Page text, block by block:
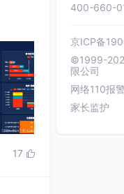
17 
400-660-
京ICP备
©1999-
限公司
网络110报
家长监护